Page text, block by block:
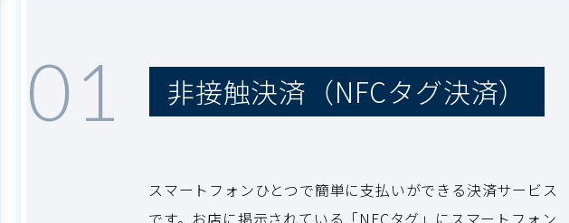
01 非接触決済（NFCタグ決済）
スマートフォンひとつで簡単に支払いができる決済サービス
です。お店に掲示されている「NFCタグ」にスマートフォン